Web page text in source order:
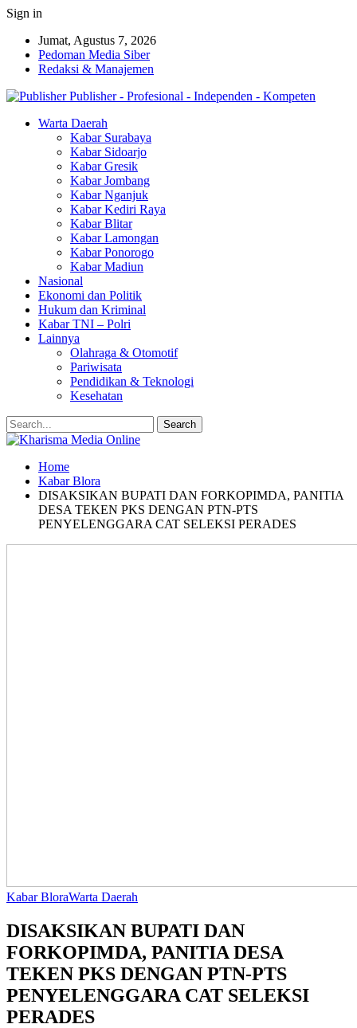
Sign in
Jumat, Agustus 7, 2026
Pedoman Media Siber
Redaksi & Manajemen
Publisher - Profesional - Independen - Kompeten
Warta Daerah
Kabar Surabaya
Kabar Sidoarjo
Kabar Gresik
Kabar Jombang
Kabar Nganjuk
Kabar Kediri Raya
Kabar Blitar
Kabar Lamongan
Kabar Ponorogo
Kabar Madiun
Nasional
Ekonomi dan Politik
Hukum dan Kriminal
Kabar TNI – Polri
Lainnya
Olahraga & Otomotif
Pariwisata
Pendidikan & Teknologi
Kesehatan
Home
Kabar Blora
DISAKSIKAN BUPATI DAN FORKOPIMDA, PANITIA
DESA TEKEN PKS DENGAN PTN-PTS
PENYELENGGARA CAT SELEKSI PERADES
Kabar BloraWarta Daerah
DISAKSIKAN BUPATI DAN
FORKOPIMDA, PANITIA DESA
TEKEN PKS DENGAN PTN-PTS
PENYELENGGARA CAT SELEKSI
PERADES